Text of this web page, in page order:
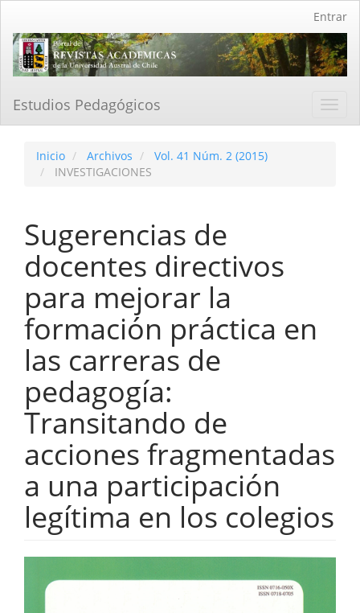
Contenido
principal
Barra
Entrar
Estudios Pedagógicos
Inicio Archivos
Vol. 41 Núm. 2 (2015)
INVESTIGACIONES
Sugerencias de
docentes directivos
para mejorar la
formación práctica en
las carreras de
pedagogía:
Transitando de
acciones fragmentadas
a una participación
legítima en los colegios
lateral